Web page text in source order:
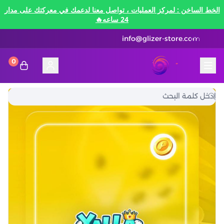
الخط الساخن : لمركز العمليات ، تواصل معنا لدعمك في معركتك على مدار
24 ساعه🔥
info@glizer-store.com
قلايزر ستور | Glizer Store
تقسيط
تقسيط
تقسيط نيفرنيس تو ايفرنيس Neverness to
Everness
منصات الألعاب
منصات الألعاب
هونكاي امباكت Honkai Impact
رن سكيب Rune Scape
متاجر رقمية
متاجر رقمية
بطاقات ايتونز
الاتصالات والبيانات
الاتصالات والبيانات
بطاقات التسوق
0